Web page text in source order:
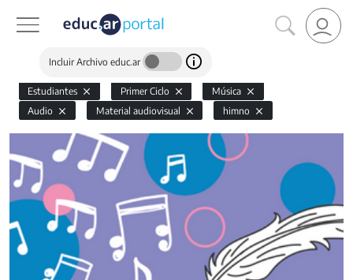
Incluir Archivo educ.ar
Estudiantes Primer Ciclo
Música
Audio
Material audiovisual himno